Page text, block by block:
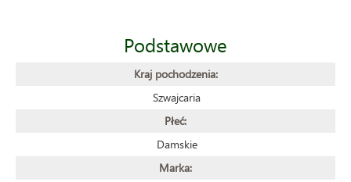
Podstawowe
Kraj pochodzenia:
Szwajcaria
Płeć:
Damskie
Marka: